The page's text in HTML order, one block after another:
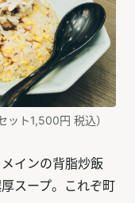
ット1,500円 税込）
インの背脂炒飯
スープ。これぞ町